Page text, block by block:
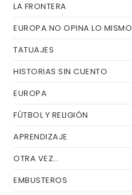
LA FRONTERA
EUROPA NO OPINA LO MISMO
TATUAJES
HISTORIAS SIN CUENTO
EUROPA
FÚTBOL Y RELIGIÓN
APRENDIZAJE
OTRA VEZ…
EMBUSTEROS